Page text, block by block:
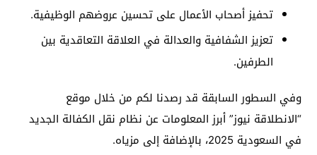
تحفيز أصحاب الأعمال على تحسين عروضهم الوظيفية.
تعزيز الشفافية والعدالة في العلاقة التعاقدية بين
الطرفين.
وفي السطور السابقة قد رصدنا لكم من خلال موقع
“الانطلاقة نيوز” أبرز المعلومات عن نظام نقل الكفالة الجديد
في السعودية 2025، بالإضافة إلى مزياه.